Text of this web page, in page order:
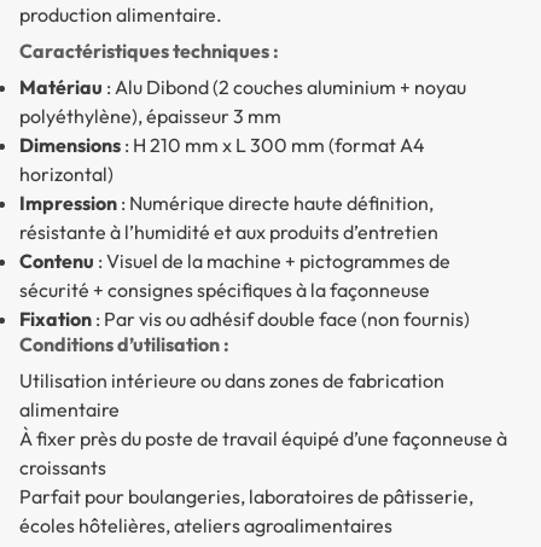
production alimentaire.
Caractéristiques techniques :
Matériau : Alu Dibond (2 couches aluminium + noyau
polyéthylène), épaisseur 3 mm
Dimensions : H 210 mm x L 300 mm (format A4
horizontal)
Impression : Numérique directe haute définition,
résistante à l’humidité et aux produits d’entretien
Contenu : Visuel de la machine + pictogrammes de
sécurité + consignes spécifiques à la façonneuse
Fixation : Par vis ou adhésif double face (non fournis)
Conditions d’utilisation :
Utilisation intérieure ou dans zones de fabrication
alimentaire
À fixer près du poste de travail équipé d’une façonneuse à
croissants
Parfait pour boulangeries, laboratoires de pâtisserie,
écoles hôtelières, ateliers agroalimentaires